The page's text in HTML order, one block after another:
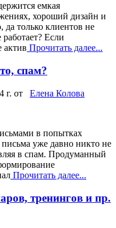
емкая
хороший дизайн и
только клиентов не
Если
актив Прочитать далее...
спам?
г. от Елена Колова
в попытках
письма уже давно никто не
в спам. Продуманный
Прочитать далее...
тренингов и пр.